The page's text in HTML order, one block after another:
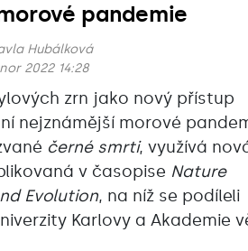
pandemie
Hubálková
2022 14:28
zrn jako nový přístup
nejznámější morové
černé smrti, využívá
v časopise Nature
Evolution, na níž se podíleli
Karlovy a Akademie